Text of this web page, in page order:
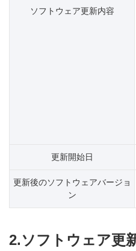
ソフトウェア更新内容
更新開始日
更新後のソフトウェアバージョ
ン
2.ソフトウェア更